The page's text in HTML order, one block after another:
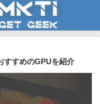
すすめのGPUを紹介